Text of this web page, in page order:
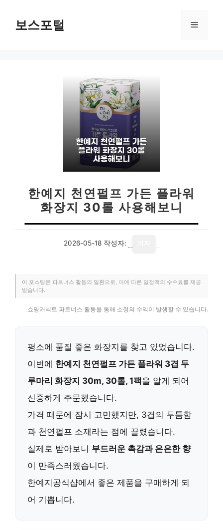
보스포털 메
한예지 천연펄프 가든 플라워
화장지 30롤 사용해보니
2026-05-18 작성자:
이 포스팅은 파트너스 활동의 일환으로, 이에 따른 일정액의 수수료를 제공
받습니다.
쇼핑커넥트 파트너스 활동을 통해 소정의 수익이 발생할 수 있습니다.
평소에 품질 좋은 화장지를 찾고 있었습니다.
이번에 한예지 천연펄프 가든 플라워 3겹 두
루마리 화장지 30m, 30롤, 1팩을 알게 되어
신중하게 주문했습니다.
가격 때문에 잠시 고민했지만, 3겹의 두툼함
과 천연펄프 소재라는 점에 끌렸습니다.
실제로 받아보니 부드러운 촉감과 은은한 향
이 만족스러웠습니다.
한예지공식샵에서 좋은 제품을 구매하게 되
어 기쁩니다.